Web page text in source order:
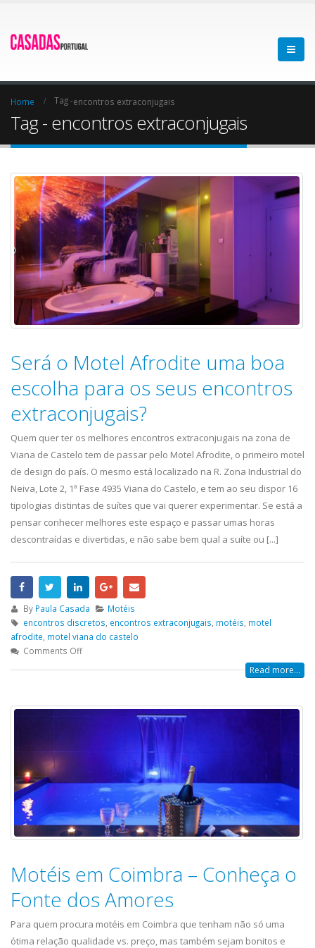
Home Tag -encontros extraconjugais
Tag - encontros extraconjugais
Será o Motel Afrodite uma boa
escolha para os seus encontros
extraconjugais?
Quem quer ter os melhores encontros extraconjugais na zona de
Viana de Castelo tem de passar pelo Motel Afrodite, o primeiro motel
de design do país. O mesmo está localizado na R. Zona Industrial do
Neiva, Lote 2, 1ª Fase 4935 Viana do Castelo, e tem ao seu dispor 16
tipologias distintas de suítes que vai querer experimentar. Se está a
pensar conhecer melhores este espaço e passar umas horas
descontraídas e divertidas, e não sabe bem qual a suíte ou [...]
By Paula Casada
Motéis
encontros discretos, encontros extraconjugais, motéis, motel
afrodite, motel viana do castelo
Comments Off
Read more...
Motéis em Coimbra – Conheça o
Fonte dos Amores
Para quem procura motéis em Coimbra que tenham não só uma
ótima relação qualidade vs. preço, mas também sejam bonitos e